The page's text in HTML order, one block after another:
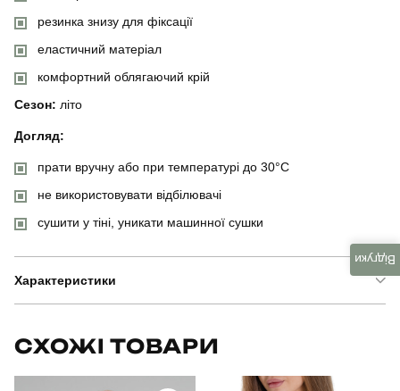
резинка знизу для фіксації
еластичний матеріал
комфортний облягаючий крій
Сезон: літо
Догляд:
прати вручну або при температурі до 30°C
не використовувати відбілювачі
сушити у тіні, уникати машинної сушки
Характеристики
СХОЖІ ТОВАРИ
Відгуки